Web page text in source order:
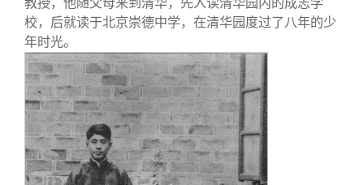
专业委员会
兴趣群体
西南联大校友会
捐赠纪事
捐赠方法
义工计划
《水木清华》
我要订阅
新媒体平台
清华人物
清华故事
青春风采
校友文苑
校友服务
终身学习
信息化服务
三创大赛
校友总会
总会简介
会长致辞
关闭
校，后就读于北京崇德中学，在清华园度过了八年的少
年时光。